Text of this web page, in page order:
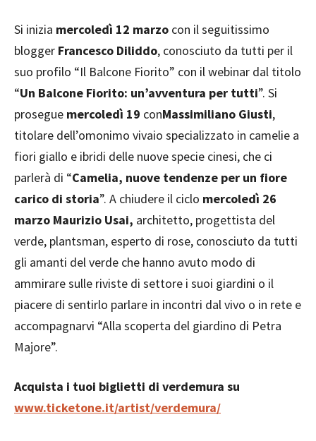
Si inizia mercoledì 12 marzo con il seguitissimo
blogger Francesco Diliddo, conosciuto da tutti per il
suo profilo “Il Balcone Fiorito” con il webinar dal titolo
“Un Balcone Fiorito: un’avventura per tutti”. Si
prosegue mercoledì 19 conMassimiliano Giusti,
titolare dell’omonimo vivaio specializzato in camelie a
fiori giallo e ibridi delle nuove specie cinesi, che ci
parlerà di “Camelia, nuove tendenze per un fiore
carico di storia”. A chiudere il ciclo mercoledì 26
marzo Maurizio Usai, architetto, progettista del
verde, plantsman, esperto di rose, conosciuto da tutti
gli amanti del verde che hanno avuto modo di
ammirare sulle riviste di settore i suoi giardini o il
piacere di sentirlo parlare in incontri dal vivo o in rete e
accompagnarvi “Alla scoperta del giardino di Petra
Majore”.
Acquista i tuoi biglietti di verdemura su
www.ticketone.it/artist/verdemura/